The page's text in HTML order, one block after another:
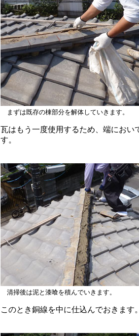
まずは既存の棟部分を解体していきます。
瓦はもう一度使用するため、端におい
す。
清掃後は泥と漆喰を積んでいきます。
このとき銅線を中に仕込んでおきます